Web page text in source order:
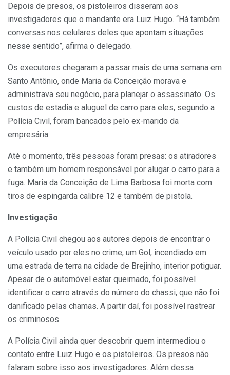
Depois de presos, os pistoleiros disseram aos
investigadores que o mandante era Luiz Hugo. “Há também
conversas nos celulares deles que apontam situações
nesse sentido”, afirma o delegado.
Os executores chegaram a passar mais de uma semana em
Santo Antônio, onde Maria da Conceição morava e
administrava seu negócio, para planejar o assassinato. Os
custos de estadia e aluguel de carro para eles, segundo a
Polícia Civil, foram bancados pelo ex-marido da
empresária.
Até o momento, três pessoas foram presas: os atiradores
e também um homem responsável por alugar o carro para a
fuga. Maria da Conceição de Lima Barbosa foi morta com
tiros de espingarda calibre 12 e também de pistola.
Investigação
A Polícia Civil chegou aos autores depois de encontrar o
veículo usado por eles no crime, um Gol, incendiado em
uma estrada de terra na cidade de Brejinho, interior potiguar.
Apesar de o automóvel estar queimado, foi possível
identificar o carro através do número do chassi, que não foi
danificado pelas chamas. A partir daí, foi possível rastrear
os criminosos.
A Polícia Civil ainda quer descobrir quem intermediou o
contato entre Luiz Hugo e os pistoleiros. Os presos não
falaram sobre isso aos investigadores. Além dessa